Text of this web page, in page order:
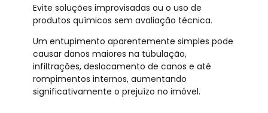
Evite soluções improvisadas ou o uso de
produtos químicos sem avaliação técnica.
Um entupimento aparentemente simples pode
causar danos maiores na tubulação,
infiltrações, deslocamento de canos e até
rompimentos internos, aumentando
significativamente o prejuízo no imóvel.